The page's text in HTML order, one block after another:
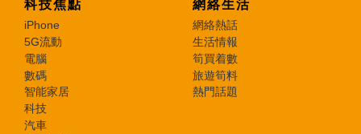
科技焦點
iPhone
5G流動
電腦
數碼
智能家居
科技
汽車
網絡生活
網絡熱話
生活情報
筍買着數
旅遊筍料
熱門話題